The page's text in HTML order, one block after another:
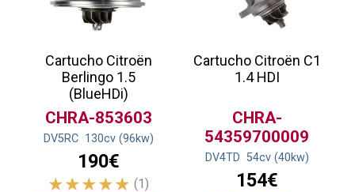
Cartucho Citroën
Berlingo 1.5
(BlueHDi)
CHRA-853603
DV5RC 130cv (96kw)
190€
(1)
Cartucho Citroën C1
1.4 HDI
CHRA-
54359700009
DV4TD 54cv (40kw)
154€